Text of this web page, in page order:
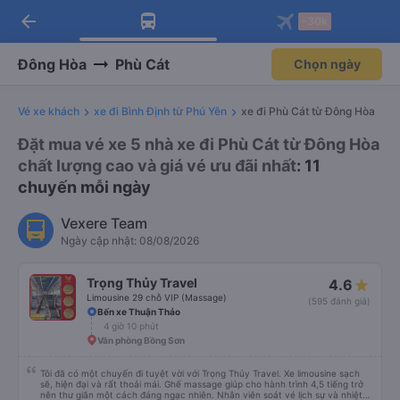
Tải app Vexere ngay!
Nhận ưu đãi thành viên độc
Mở app
Tải app Vexere
-30k/ghế khi đặt vé máy bay qua
Mở app
arrow_back
Đông Hòa Phù Cát Chọn ngày
Vé xe khách xe đi Bình Định từ Phú Yên xe đi Phù Cát từ Đông Hòa
Đặt mua vé xe 5 nhà xe đi Phù Cát từ Đông Hòa
chất lượng cao và giá vé ưu đãi nhất: 11
chuyến mỗi ngày
Vexere Team
Ngày cập nhật: 08/08/2026
Trọng Thủy Travel
Limousine 29 chỗ VIP (Massage)
4.6
(595 đánh giá)
Bến xe Thuận Thảo
4 giờ 10 phút
Văn phòng Bồng Sơn
Tôi đã có một chuyến đi tuyệt vời với Trọng Thủy Travel. Xe limousine sạch
sẽ, hiện đại và rất thoải mái. Ghế massage giúp cho hành trình 4,5 tiếng trở
nên thư giãn một cách đáng ngạc nhiên. Nhân viên soát vé lịch sự và nhiệt